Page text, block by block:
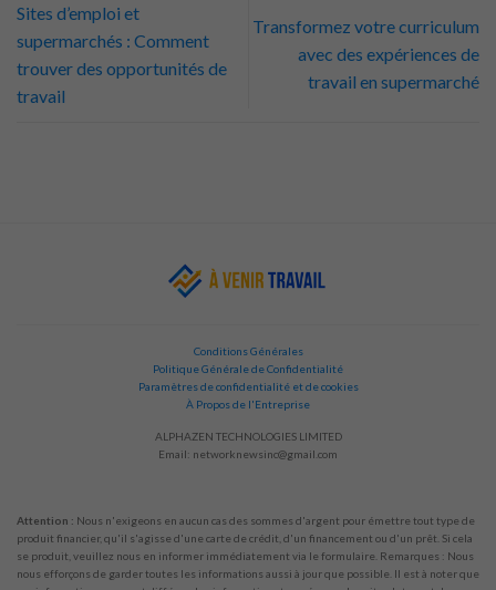
Sites d’emploi et
supermarchés : Comment
trouver des opportunités de
travail
Transformez votre curriculum
avec des expériences de
travail en supermarché
Conditions Générales
Politique Générale de Confidentialité
Paramètres de confidentialité et de cookies
À Propos de l'Entreprise
ALPHAZEN TECHNOLOGIES LIMITED
Email: networknewsinc@gmail.com
Attention : Nous n'exigeons en aucun cas des sommes d'argent pour émettre tout type de
produit financier, qu'il s'agisse d'une carte de crédit, d'un financement ou d'un prêt. Si cela
se produit, veuillez nous en informer immédiatement via le formulaire. Remarques : Nous
nous efforçons de garder toutes les informations aussi à jour que possible. Il est à noter que